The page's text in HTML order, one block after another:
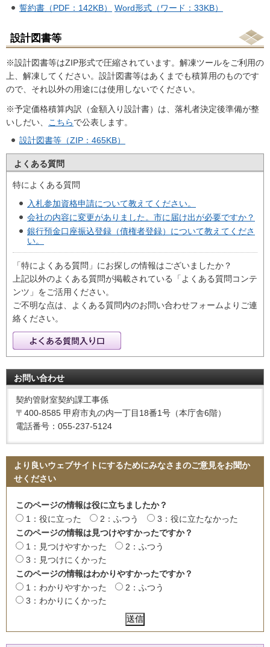
誓約書（PDF：142KB）
Word形式（ワード：33KB）
設計図書等
※設計図書等はZIP形式で圧縮されています。解凍ツールをご利用の
上、解凍してください。設計図書等はあくまでも積算用のものです
ので、それ以外の用途には使用しないでください。
※予定価格積算内訳（金額入り設計書）は、落札者決定後準備が整
いしだい、 こちらで公表します。
設計図書等（ZIP：465KB）
よくある質問
特によくある質問
入札参加資格申請について教えてください。
会社の内容に変更がありました。市に届け出が必要ですか？
銀行預金口座振込登録（債権者登録）について教えてくださ
い。
「特によくある質問」にお探しの情報はございましたか？
上記以外のよくある質問が掲載されている「よくある質問コンテ
ンツ」をご活用ください。
ご不明な点は、よくある質問内のお問い合わせフォームよりご連
絡ください。
お問い合わせ
契約管財室契約課工事係
〒400-8585 甲府市丸の内一丁目18番1号（本庁舎6階）
電話番号：055-237-5124
より良いウェブサイトにするためにみなさまのご意見をお聞か
せください
このページの情報は役に立ちましたか？
1：役に立った
2：ふつう
3：役に立たなかった
このページの情報は見つけやすかったですか？
1：見つけやすかった
2：ふつう
3：見つけにくかった
このページの情報はわかりやすかったですか？
1：わかりやすかった
2：ふつう
3：わかりにくかった